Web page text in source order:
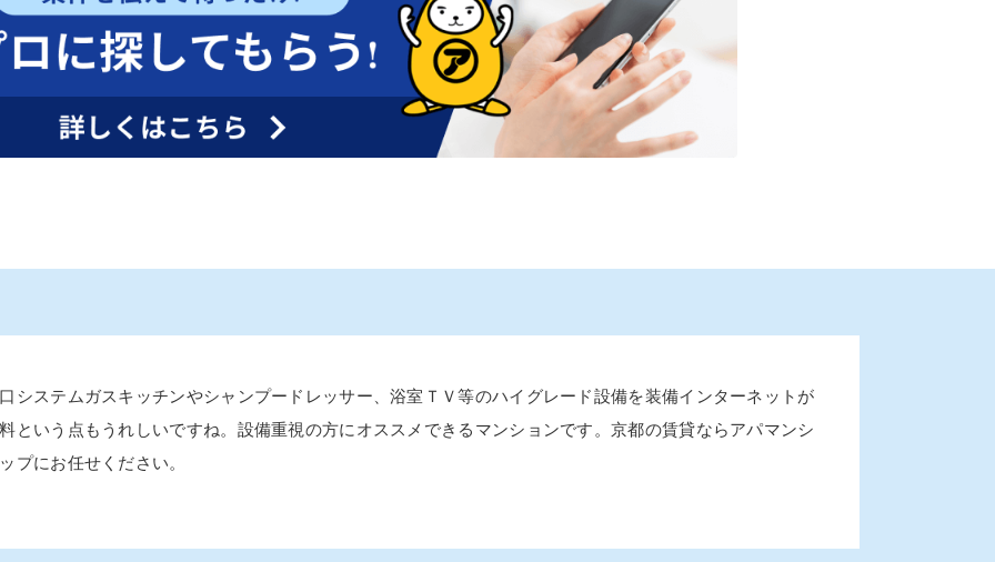
システムガスキッチンやシャンプードレッサー、浴室ＴＶ等のハイグレード設備を装備インターネットが
という点もうれしいですね。設備重視の方にオススメできるマンションです。京都の賃貸ならアパマンシ
プにお任せください。